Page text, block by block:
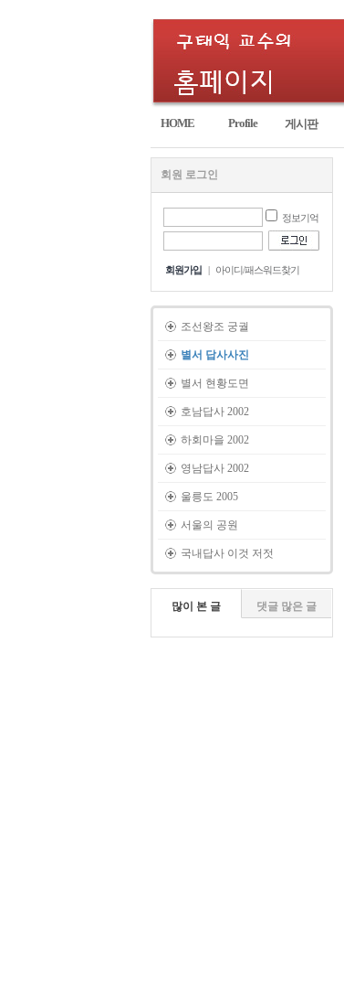
HOME Profile 게시판
회원 로그인
정보기억
회원가입 | 아이디/패스워드찾기
조선왕조 궁궐
별서 답사사진
별서 현황도면
호남답사 2002
하회마을 2002
영남답사 2002
울릉도 2005
서울의 공원
국내답사 이것 저젓
많이 본 글 댓글 많은 글